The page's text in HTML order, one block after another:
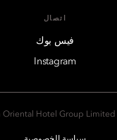
اتصال
فيس بوك
Instagram